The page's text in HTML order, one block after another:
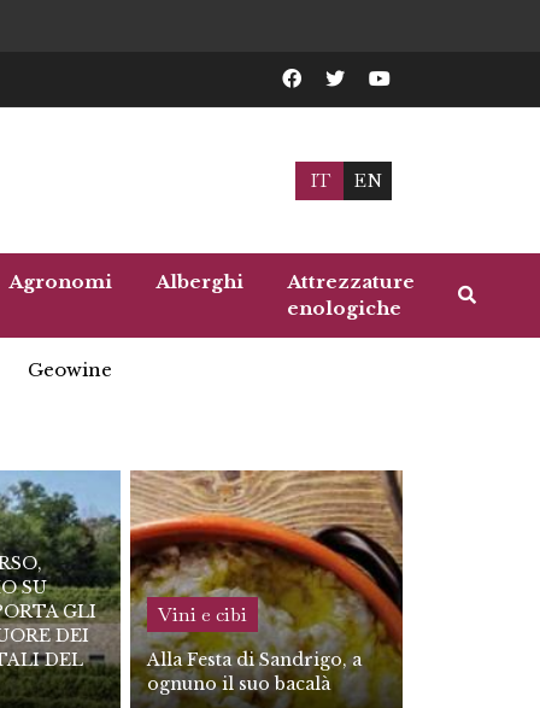
IT EN
Agronomi Alberghi
Attrezzature
enologiche
Geowine
SU
GLI
DEI
DEL
Vini e cibi
Alla Festa di Sandrigo, a
ognuno il suo bacalà